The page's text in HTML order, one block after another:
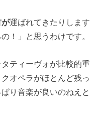
が運ばれてきたりします
！」と思うわけです。
ティーヴォが比較的重
オペラがほとんど残っ
り音楽が良いのねえと